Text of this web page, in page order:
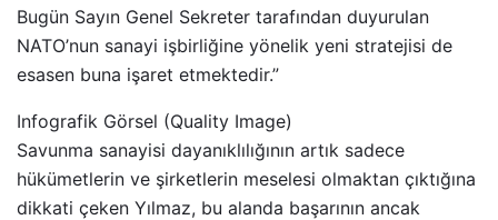
Bugün Sayın Genel Sekreter tarafından duyurulan
NATO’nun sanayi işbirliğine yönelik yeni stratejisi de
esasen buna işaret etmektedir.”
Infografik Görsel (Quality Image)
Savunma sanayisi dayanıklılığının artık sadece
hükümetlerin ve şirketlerin meselesi olmaktan çıktığına
dikkati çeken Yılmaz, bu alanda başarının ancak